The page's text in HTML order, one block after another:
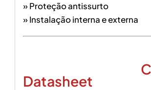
» Proteção antissurto
» Instalação interna e externa
Datasheet